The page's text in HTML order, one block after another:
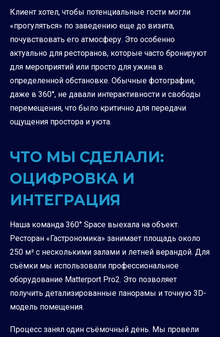
Клиент хотел, чтобы потенциальные гости могли
«прогуляться» по заведению еще до визита,
почувствовать его атмосферу. Это особенно
актуально для ресторанов, которые часто бронируют
для мероприятий или просто для ужина в
определенной обстановке. Обычные фотографии,
даже в 360°, не давали интерактивности и свободы
перемещения, что было критично для передачи
ощущения простора и уюта.
ЧТО МЫ СДЕЛАЛИ:
ОЦИФРОВКА И
ИНТЕГРАЦИЯ
Наша команда 360° Space выехала на объект.
Ресторан «Гастрономика» занимает площадь около
250 м² с несколькими залами и летней верандой. Для
съёмки мы использовали профессиональное
оборудование Matterport Pro2. Это позволяет
получить детализированные панорамы и точную 3D-
модель помещения.
Процесс занял один съёмочный день. Мы провели